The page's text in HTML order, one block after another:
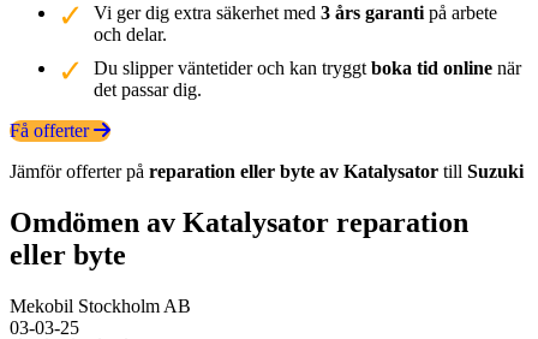
Vi ger dig extra säkerhet med 3 års garanti på arbete
och delar.
Du slipper väntetider och kan tryggt boka tid online när
det passar dig.
Få offerter
Jämför offerter på reparation eller byte av Katalysator till Suzuki
Omdömen av Katalysator reparation
eller byte
Mekobil Stockholm AB
03-03-25